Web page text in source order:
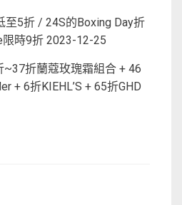
至5折 / 24S的Boxing Day折
時9折 2023-12-25
折蘭蔻玫瑰霜組合 + 46
+ 6折KIEHL’S + 65折GHD